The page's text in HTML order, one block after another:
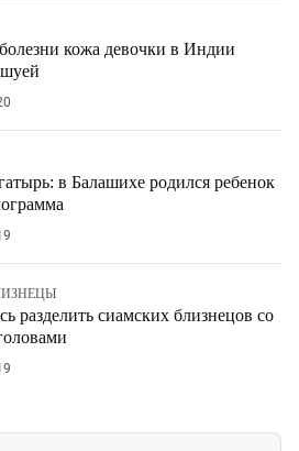
кожа девочки в Индии
в Балашихе родился ребенок
разделить сиамских близнецов со